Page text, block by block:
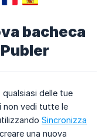
bacheca
delle tue
non vedi tutte le
Sincronizza
una nuova